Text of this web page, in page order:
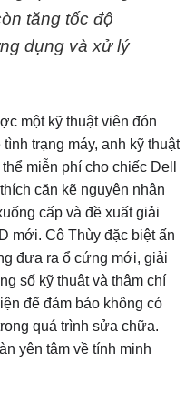
tăng tốc độ
dụng và xử lý
một kỹ thuật viên đón
trạng máy, anh kỹ thuật
miễn phí cho chiếc Dell
cặn kẽ nguyên nhân
cấp và đề xuất giải
mới. Cô Thùy đặc biệt ấn
đưa ra ổ cứng mới, giải
số kỹ thuật và thậm chí
để đảm bảo không có
quá trình sửa chữa.
yên tâm về tính minh